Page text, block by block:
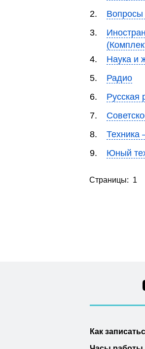
2.
Вопросы
3.
4.
Наука и
5.
Радио
6.
Русская
7.
8.
Техника
9.
Юный
Страницы: 1
Как